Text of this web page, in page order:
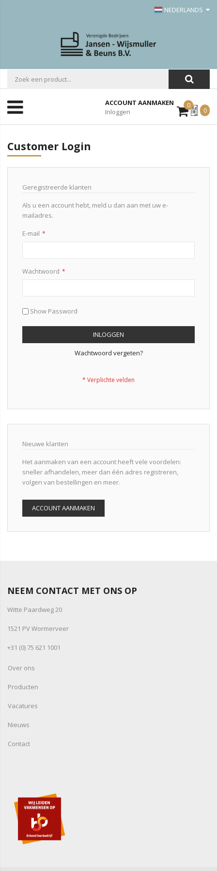
NEDERLANDS
ACCOUNT AANMAKEN
Inloggen
0Mijn
Offerte
0
Customer Login
Geregistreerde klanten
Als u een account hebt, meld u dan aan met uw e-
mailadres.
E-mail
Wachtwoord
Show Password
INLOGGEN
Wachtwoord vergeten?
Nieuwe klanten
Het aanmaken van een account heeft vele voordelen:
sneller afhandelen, meer dan één adres registreren,
volgen van bestellingen en meer.
ACCOUNT AANMAKEN
NEEM CONTACT MET ONS OP
Witte Paardweg 20
1521 PV Wormerveer
+31 (0) 75 621 1001
Over ons
Producten
Vacatures
Nieuws
Contact